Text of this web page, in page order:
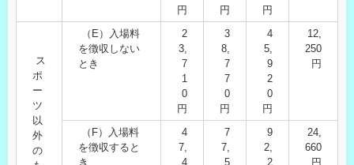
円
円
円
ス
ポ
ー
ツ
以
外
の
（E）入場料
を徴収しない
とき
2
3,
7
1
0
円
3
8,
7
7
0
円
4
5,
9
2
0
円
12,
250
円
（F）入場料
を徴収すると
き
4
7,
4
7
7,
5
9
2,
2
24,
660
円